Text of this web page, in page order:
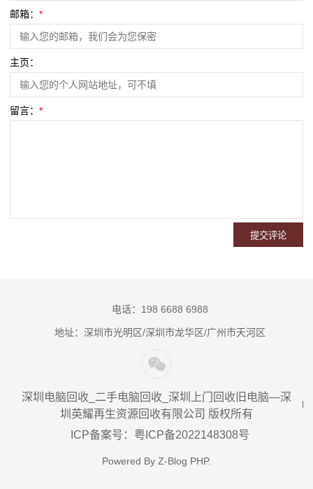
邮箱： *
主页：
留言： *
电话：198 6688 6988
地址：深圳市光明区/深圳市龙华区/广州市天河区
深圳电脑回收_二手电脑回收_深圳上门回收旧电脑—深
圳英耀再生资源回收有限公司 版权所有
ICP备案号：粤ICP备2022148308号
Powered By Z-Blog PHP.